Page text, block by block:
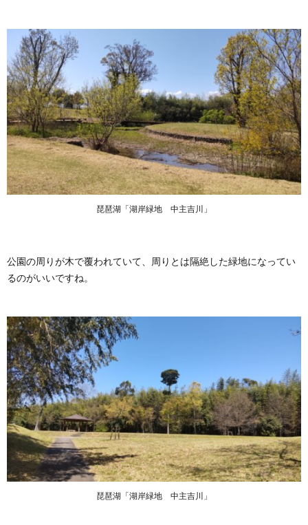
琵琶湖「湖岸緑地 中主吉川」
公園の周りが木で覆われていて、周りとは隔絶した緑地になってい
るのがいいですね。
琵琶湖「湖岸緑地 中主吉川」